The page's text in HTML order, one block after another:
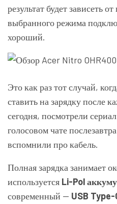
результат будет зависеть
выбранного режима
хороший.
Это как раз тот случай,
ставить на зарядку после
сегодня, посмотрели
голосовом чате
вспомнили про кабель.
Полная зарядка занимает
используется Li-Pol
современный — USB Type-